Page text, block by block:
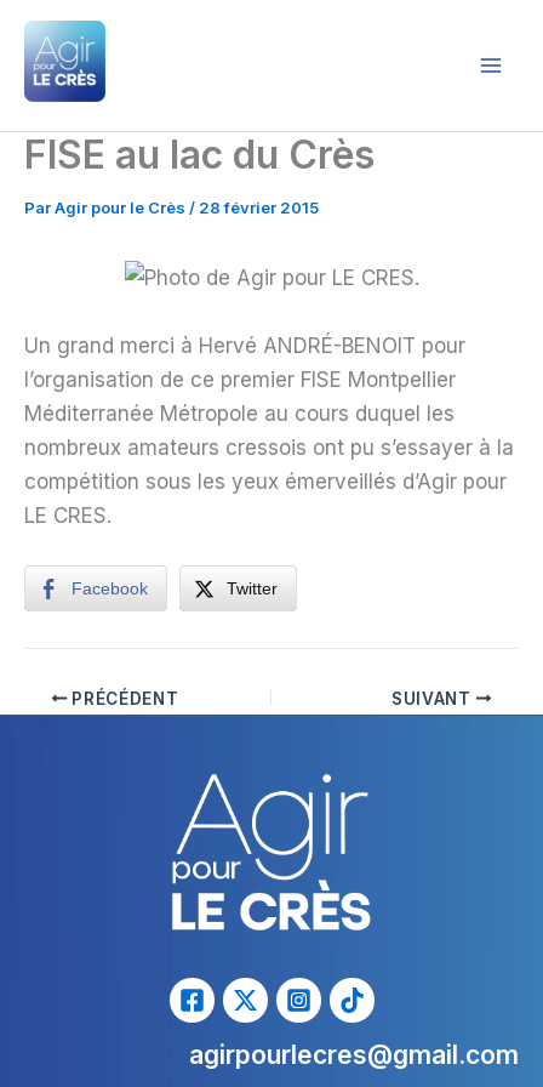
Aller
contenu
FISE au lac du Crès
ParAgir pour le Crès / 28 février 2015
Un grand merci à Hervé ANDRÉ-BENOIT pour
l’organisation de ce premier FISE Montpellier
Méditerranée Métropole au cours duquel les
nombreux amateurs cressois ont pu s’essayer à la
compétition sous les yeux émerveillés d’Agir pour
LE CRES.
Facebook Twitter
PRÉCÉDENT SUIVANT
agirpourlecres@gmail.com